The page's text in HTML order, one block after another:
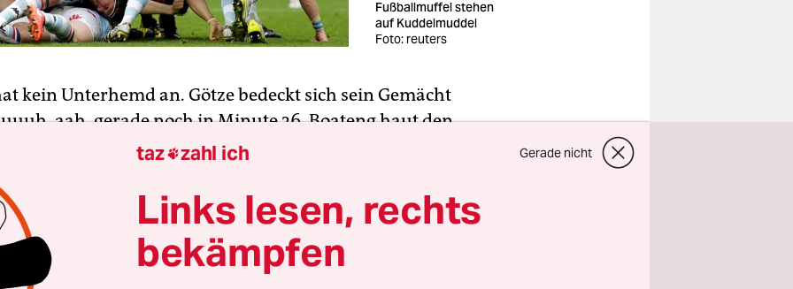
Fußballmuffel stehen
auf Kuddelmuddel
Foto: reuters
kein Unterhemd an. Götze bedeckt sich sein Gemächt
aah, gerade noch in Minute 36. Boateng haut den
aus dem Kasten raus. Uuuh, aah. Die Männer in der Bar
beim Spiel Deutschland – Ukraine. Wir sind in
Vorstadt von Marseille in St. Antoine, und der
der Bar flackert draußen derart in die blaue
dass man sich bei einem permanenten Polizeieinsatz
taz zahl ich Gerade nicht
Links lesen, rechts
bekämpfen